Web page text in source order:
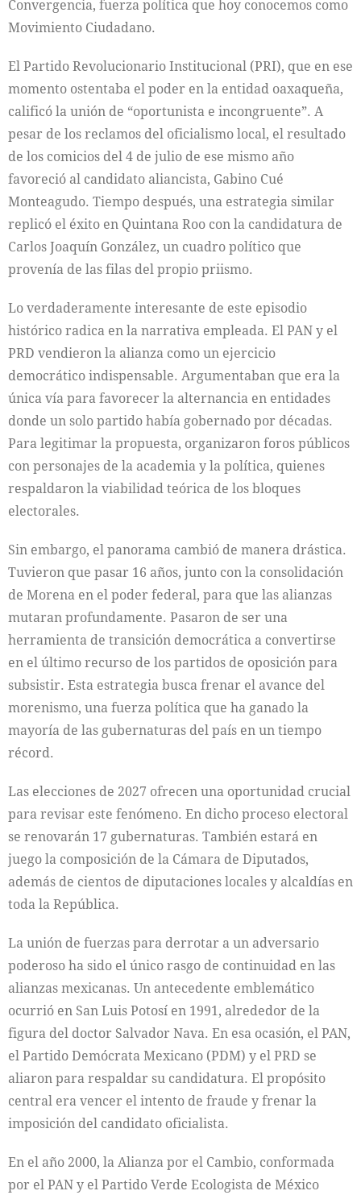
Convergencia, fuerza política que hoy conocemos como
Movimiento Ciudadano.
El Partido Revolucionario Institucional (PRI), que en ese
momento ostentaba el poder en la entidad oaxaqueña,
calificó la unión de “oportunista e incongruente”. A
pesar de los reclamos del oficialismo local, el resultado
de los comicios del 4 de julio de ese mismo año
favoreció al candidato aliancista, Gabino Cué
Monteagudo. Tiempo después, una estrategia similar
replicó el éxito en Quintana Roo con la candidatura de
Carlos Joaquín González, un cuadro político que
provenía de las filas del propio priismo.
Lo verdaderamente interesante de este episodio
histórico radica en la narrativa empleada. El PAN y el
PRD vendieron la alianza como un ejercicio
democrático indispensable. Argumentaban que era la
única vía para favorecer la alternancia en entidades
donde un solo partido había gobernado por décadas.
Para legitimar la propuesta, organizaron foros públicos
con personajes de la academia y la política, quienes
respaldaron la viabilidad teórica de los bloques
electorales.
Sin embargo, el panorama cambió de manera drástica.
Tuvieron que pasar 16 años, junto con la consolidación
de Morena en el poder federal, para que las alianzas
mutaran profundamente. Pasaron de ser una
herramienta de transición democrática a convertirse
en el último recurso de los partidos de oposición para
subsistir. Esta estrategia busca frenar el avance del
morenismo, una fuerza política que ha ganado la
mayoría de las gubernaturas del país en un tiempo
récord.
Las elecciones de 2027 ofrecen una oportunidad crucial
para revisar este fenómeno. En dicho proceso electoral
se renovarán 17 gubernaturas. También estará en
juego la composición de la Cámara de Diputados,
además de cientos de diputaciones locales y alcaldías en
toda la República.
La unión de fuerzas para derrotar a un adversario
poderoso ha sido el único rasgo de continuidad en las
alianzas mexicanas. Un antecedente emblemático
ocurrió en San Luis Potosí en 1991, alrededor de la
figura del doctor Salvador Nava. En esa ocasión, el PAN,
el Partido Demócrata Mexicano (PDM) y el PRD se
aliaron para respaldar su candidatura. El propósito
central era vencer el intento de fraude y frenar la
imposición del candidato oficialista.
En el año 2000, la Alianza por el Cambio, conformada
por el PAN y el Partido Verde Ecologista de México